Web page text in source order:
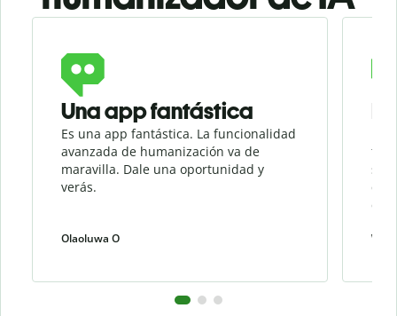
Slide 1 of 3
Una app fantástica
Es una app fantástica. La funcionalidad
avanzada de humanización va de
maravilla. Dale una oportunidad y
verás.
Olaoluwa O
que